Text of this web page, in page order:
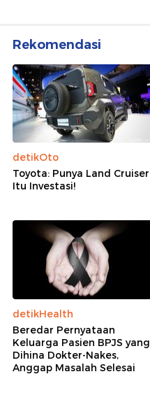
Rekomendasi
detikOto
Toyota: Punya Land Cruiser
Itu Investasi!
detikHealth
Beredar Pernyataan
Keluarga Pasien BPJS yang
Dihina Dokter-Nakes,
Anggap Masalah Selesai